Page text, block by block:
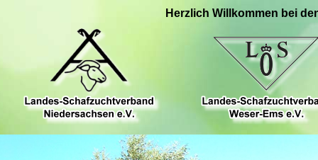
Herzlich Willkommen bei